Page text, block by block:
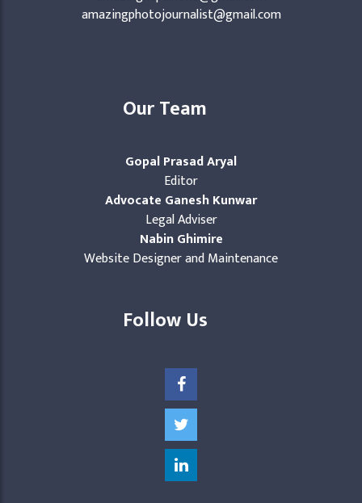
amazingphotojournalist@gmail.com
Our Team
Gopal Prasad Aryal
Editor
Advocate Ganesh Kunwar
Legal Adviser
Nabin Ghimire
Website Designer and Maintenance
Follow Us